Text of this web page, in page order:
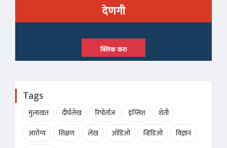
देणगी
क्लिक करा
Tags
मुलाखत दीर्घलेख रिपोर्ताज इंग्लिश
शेती
आरोग्य
शिक्षण लेख ऑडिओ व्हिडिओ
विज्ञान